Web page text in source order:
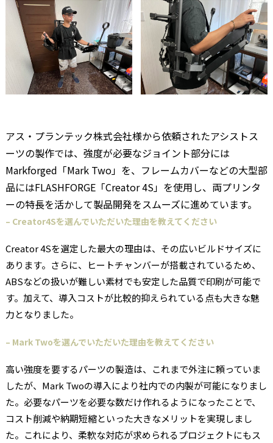
アス・プランテック株式会社様から依頼されたアシストス
ーツの製作では、強度が必要なジョイント部分には
Markforged「Mark Two」を、フレームカバーなどの大型部
品にはFLASHFORGE「Creator 4S」を使用し、両プリンタ
ーの特長を活かして製品開発をスムーズに進めています。
– Creator4Sを選んでいただいた理由を教えてください
Creator 4Sを選定した最大の理由は、その広いビルドサイズに
あります。さらに、ヒートチャンバーが搭載されているため、
ABSなどの扱いが難しい素材でも安定した品質で印刷が可能で
す。加えて、導入コストが比較的抑えられている点も大きな魅
力となりました。
– Mark Twoを選んでいただいた理由を教えてください
高い強度を要するパーツの製造は、これまで外注に頼っていま
したが、Mark Twoの導入により社内での内製が可能になりまし
た。必要なパーツを必要な数だけ作れるようになったことで、
コスト削減や納期短縮といった大きなメリットを実現しまし
た。これにより、柔軟な対応が求められるプロジェクトにもス